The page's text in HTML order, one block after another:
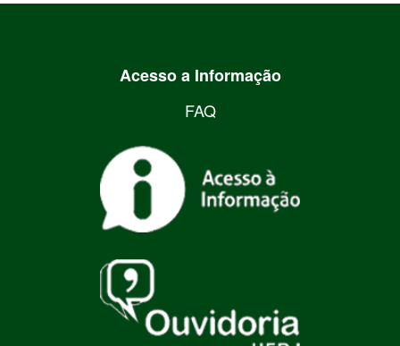
Acesso a Informação
FAQ